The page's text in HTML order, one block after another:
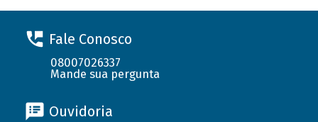
Fale Conosco
08007026337
Mande sua pergunta
Ouvidoria